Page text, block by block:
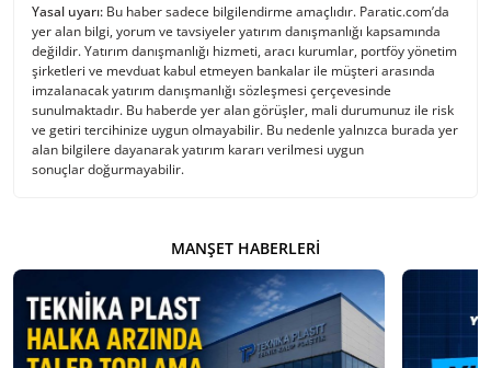
Yasal uyarı: Bu haber sadece bilgilendirme amaçlıdır. Paratic.com’da
yer alan bilgi, yorum ve tavsiyeler yatırım danışmanlığı kapsamında
değildir. Yatırım danışmanlığı hizmeti, aracı kurumlar, portföy yönetim
şirketleri ve mevduat kabul etmeyen bankalar ile müşteri arasında
imzalanacak yatırım danışmanlığı sözleşmesi çerçevesinde
sunulmaktadır. Bu haberde yer alan görüşler, mali durumunuz ile risk
ve getiri tercihinize uygun olmayabilir. Bu nedenle yalnızca burada yer
alan bilgilere dayanarak yatırım kararı verilmesi uygun
sonuçlar doğurmayabilir.
MANŞET HABERLERI